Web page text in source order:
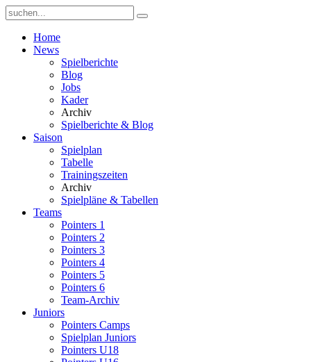
Home
News
Spielberichte
Blog
Jobs
Kader
Archiv
Spielberichte & Blog
Saison
Spielplan
Tabelle
Trainingszeiten
Archiv
Spielpläne & Tabellen
Teams
Pointers 1
Pointers 2
Pointers 3
Pointers 4
Pointers 5
Pointers 6
Team-Archiv
Juniors
Pointers Camps
Spielplan Juniors
Pointers U18